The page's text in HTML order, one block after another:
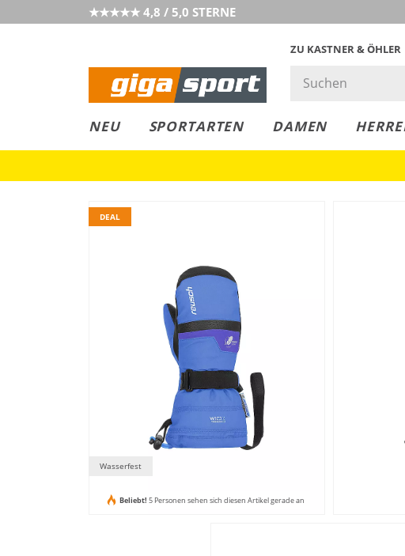
★★★★★ 4,8 / 5,0 STERNE
ZU KASTNER & ÖHLER
NEU SPORTARTEN DAMEN
LEASING
COLLECT
RESERVE
DEAL
Wasserfest
Beliebt! 5 Personen sehen sich diesen Artikel gerade an